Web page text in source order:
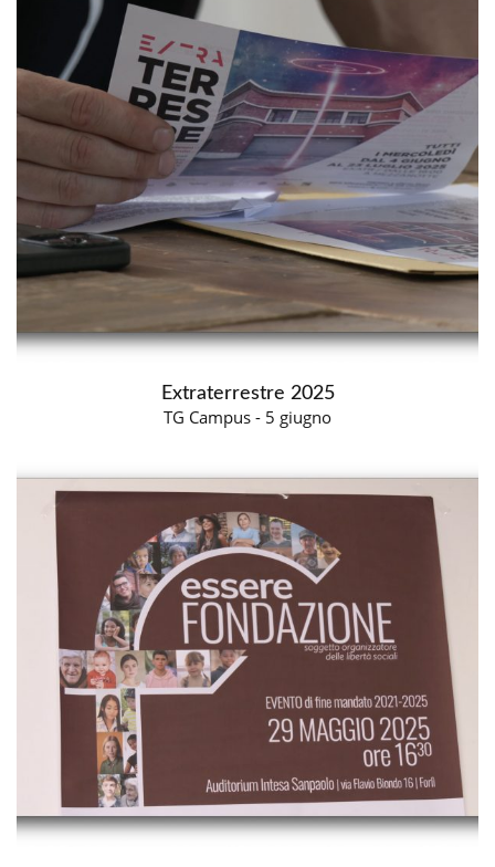
Extraterrestre 2025
TG Campus - 5 giugno